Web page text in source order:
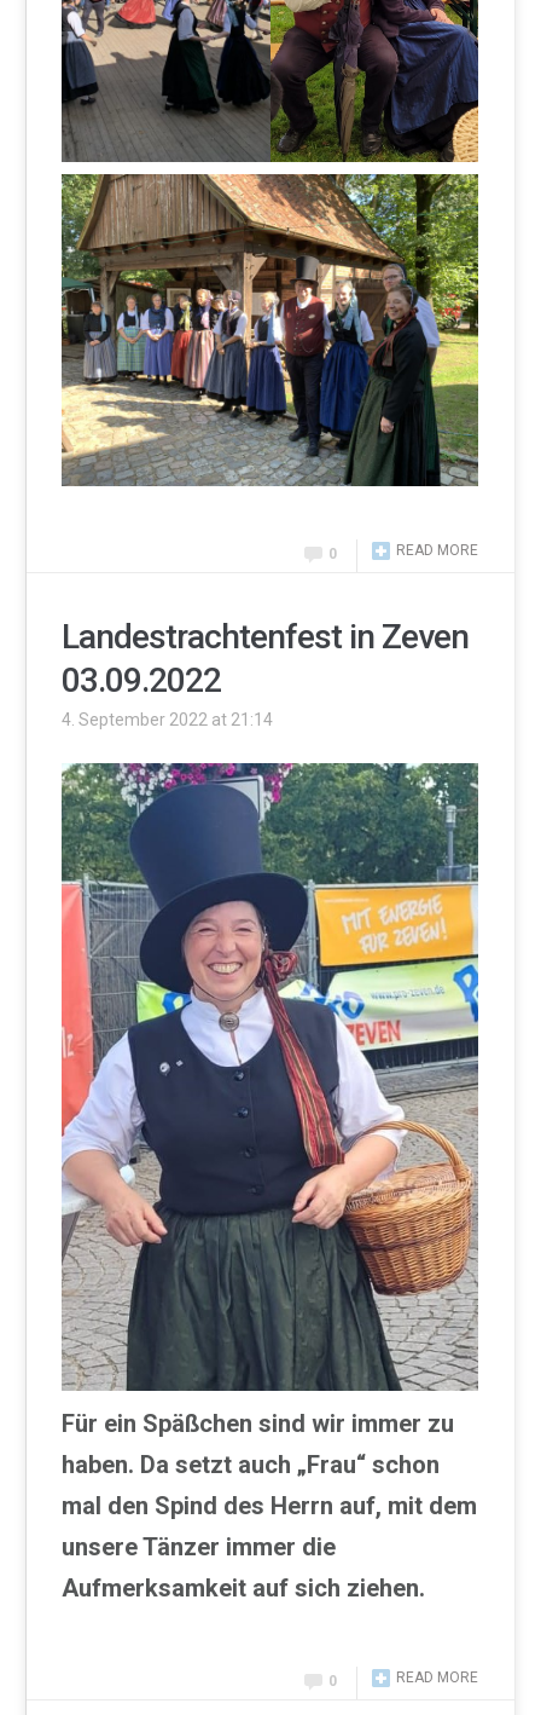
READ MORE
0
Landestrachtenfest in Zeven
03.09.2022
4. September 2022 at 21:14
Für ein Späßchen sind wir immer zu
haben. Da setzt auch „Frau“ schon
mal den Spind des Herrn auf, mit dem
unsere Tänzer immer die
Aufmerksamkeit auf sich ziehen.
READ MORE
0